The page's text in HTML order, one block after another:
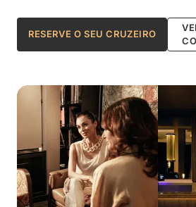
RESERVE O SEU CRUZEIRO